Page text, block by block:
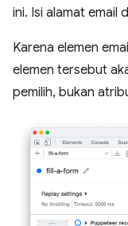
ini. Isi alamat email
Karena elemen
elemen tersebut
pemilih, bukan